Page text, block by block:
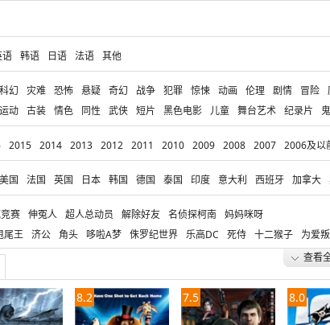
语 韩语 日语 法语 其他
科幻 灾难 恐怖 悬疑 奇幻 战争 犯罪 惊悚 动画 伦理 剧情 冒险
运动 古装 情色 同性 武侠 短片 黑色电影 儿童 舞台艺术 纪录片
2015 2014 2013 2012 2011 2010 2009 2008 2007 2006及以
美国 法国 英国 日本 韩国 德国 泰国 印度 意大利 西班牙 加拿大
赛 伸冤人 超人总动员 解除好友 名侦探柯南 妈妈咪呀
尾王 济公 角头 哆啦A梦 侏罗纪世界 乐高DC 死侍 十二猴子
为爱
闺蜜
查看
8.2 7.5 8.0